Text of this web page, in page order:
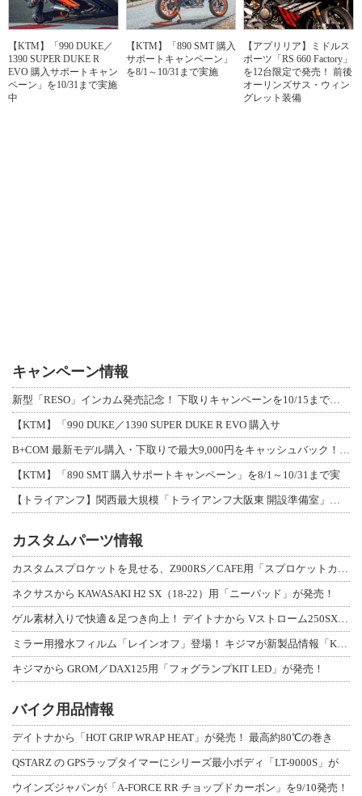
【KTM】「990 DUKE／
1390 SUPER DUKE R
EVO 購入サポートキャン
ペーン」を10/31まで実施
中
【KTM】「890 SMT 購入
サポートキャンペーン」
を8/1～10/31まで実施
【アプリリア】ミドルス
ポーツ「RS 660 Factory」
を12台限定で発売！ 前後
オーリンズサス・ウィン
グレット装備
キャンペーン情報
【KTM】「990 DUKE／1390 SUPER DUKE R EVO 購入サ
【KTM】「890 SMT 購入サポートキャンペーン」を8/1～10/31まで実
カスタムパーツ情報
ネクサスから KAWASAKI H2 SX（18-22）用「ニーパッド」が発売！
キジマから GROM／DAX125用「フォグランプKIT LED」が発売！
バイク用品情報
デイトナから「HOT GRIP WRAP HEAT」が発売！ 最高約80℃の巻き
QSTARZ の GPSラップタイマーにシリーズ最小ボディ「LT-9000S」が
ウインズジャパンが「A-FORCE RR チョップドカーボン」を9/10発売！